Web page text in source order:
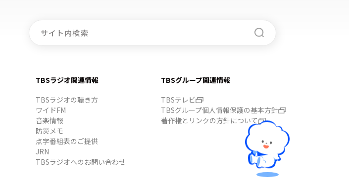
TBSラジオ関連情報
TBSラジオの聴き方
ワイドFM
音楽情報
防災メモ
点字番組表のご提供
JRN
TBSラジオへのお問い合わせ
TBSグループ関連情報
TBSテレビ
TBSグループ個人情報保護の基本方針
著作権とリンクの方針について